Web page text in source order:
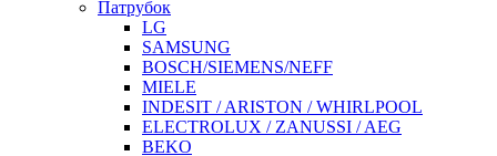
Патрубок
LG
SAMSUNG
BOSCH/SIEMENS/NEFF
MIELE
INDESIT / ARISTON / WHIRLPOOL
ELECTROLUX / ZANUSSI / AEG
BEKO